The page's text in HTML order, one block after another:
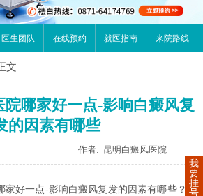
医生团队 在线预约 就医指南 来院路线
文
院哪家好一点-影响白癜风复
的因素有哪些
作者: 昆明白癜风医院
家好一点-影响白癜风复发的因素有哪些？白
我
要
挂
号